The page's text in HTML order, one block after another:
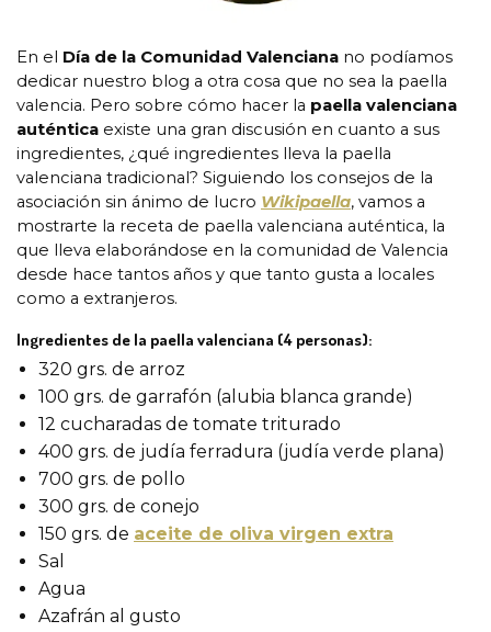
En el Día de la Comunidad Valenciana no podíamos
dedicar nuestro blog a otra cosa que no sea la paella
valencia. Pero sobre cómo hacer la paella valenciana
auténtica existe una gran discusión en cuanto a sus
ingredientes, ¿qué ingredientes lleva la paella
valenciana tradicional? Siguiendo los consejos de la
asociación sin ánimo de lucro Wikipaella, vamos a
mostrarte la receta de paella valenciana auténtica, la
que lleva elaborándose en la comunidad de Valencia
desde hace tantos años y que tanto gusta a locales
como a extranjeros.
Ingredientes de la paella valenciana (4 personas):
320 grs. de arroz
100 grs. de garrafón (alubia blanca grande)
12 cucharadas de tomate triturado
400 grs. de judía ferradura (judía verde plana)
700 grs. de pollo
300 grs. de conejo
150 grs. de aceite de oliva virgen extra
Sal
Agua
Azafrán al gusto